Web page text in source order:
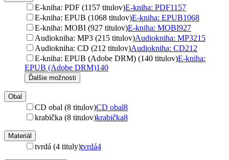
E-kniha: PDF (1157 titulov)E-kniha: PDF1157
E-kniha: EPUB (1068 titulov)E-kniha: EPUB1068
E-kniha: MOBI (927 titulov)E-kniha: MOBI927
Audiokniha: MP3 (215 titulov)Audiokniha: MP3215
Audiokniha: CD (212 titulov)Audiokniha: CD212
E-kniha: EPUB (Adobe DRM) (140 titulov)E-kniha:
EPUB (Adobe DRM)140
Ďalšie možnosti
Obal
CD obal (8 titulov)CD obal8
krabička (8 titulov)krabička8
Materiál
tvrdá (4 tituly)tvrdá4